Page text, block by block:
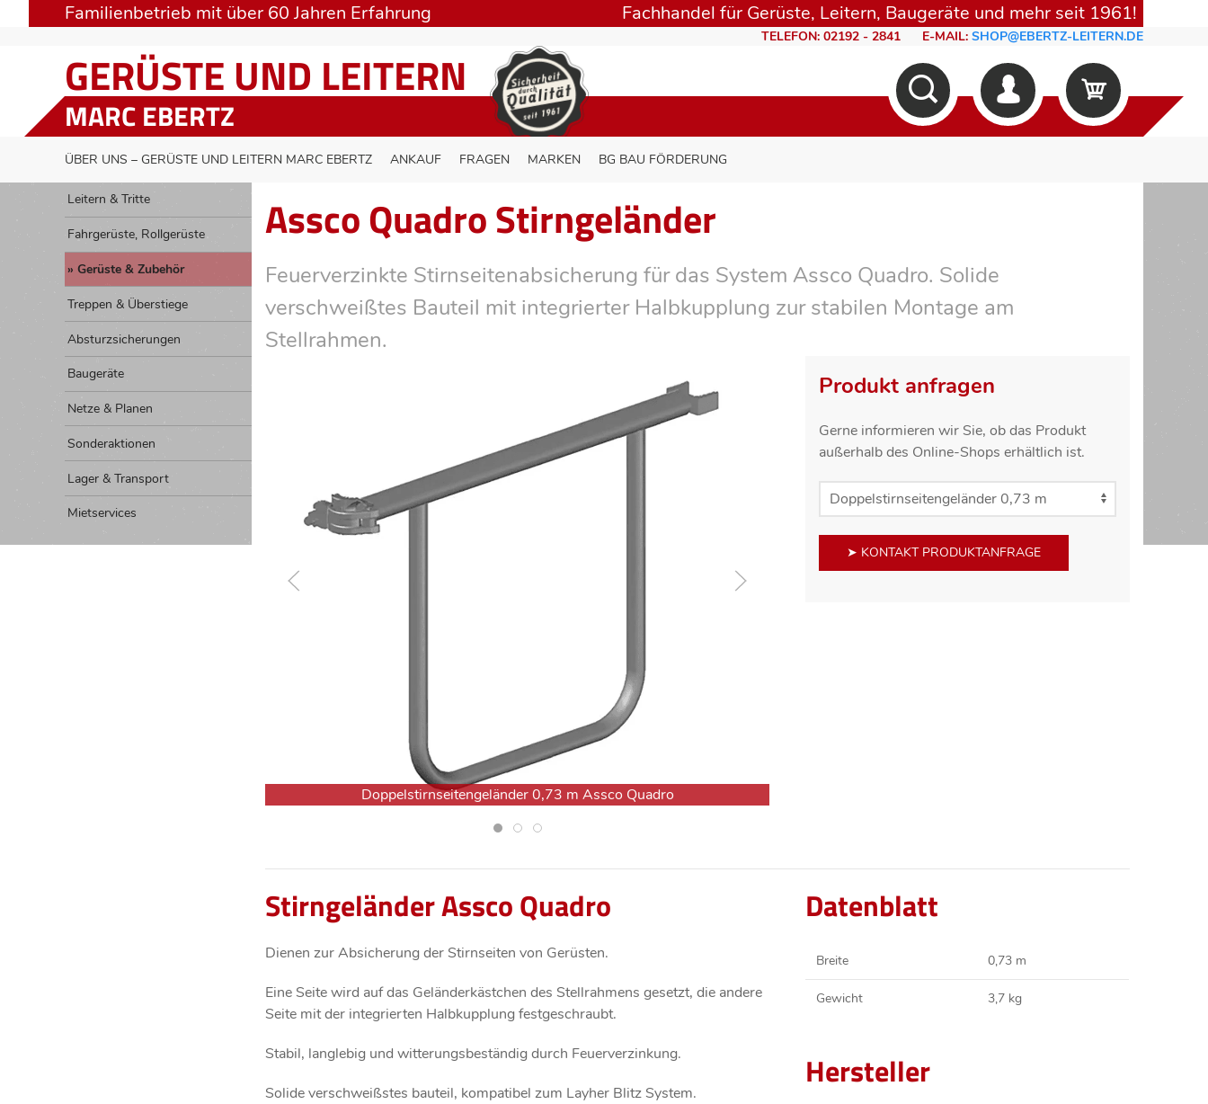
Familienbetrieb mit über 60 Jahren Erfahrung Fachhandel für Gerüste, Leitern, Baugeräte und mehr seit 1961!
TELEFON: 02192 - 2841 E-MAIL: SHOP@EBERTZ-LEITERN.DE
GERÜSTE UND LEITERN
MARC EBERTZ
ÜBER UNS – GERÜSTE UND LEITERN MARC EBERTZ ANKAUF FRAGEN MARKEN BG BAU FÖRDERUNG
Leitern & Tritte
Fahrgerüste, Rollgerüste
Gerüste & Zubehör
Treppen & Überstiege
Absturzsicherungen
Baugeräte
Netze & Planen
Sonderaktionen
Lager & Transport
Mietservices
Assco Quadro Stirngeländer
Feuerverzinkte Stirnseitenabsicherung für das System Assco Quadro. Solide
verschweißtes Bauteil mit integrierter Halbkupplung zur stabilen Montage am
Stellrahmen.
Doppelstirnseitengeländer 0,73 m Assco Quadro
Produkt anfragen
Gerne informieren wir Sie, ob das Produkt
außerhalb des Online-Shops erhältlich ist.
➤ KONTAKT PRODUKTANFRAGE
Stirngeländer Assco Quadro
Dienen zur Absicherung der Stirnseiten von Gerüsten.
Eine Seite wird auf das Geländerkästchen des Stellrahmens gesetzt, die andere
Seite mit der integrierten Halbkupplung festgeschraubt.
Stabil, langlebig und witterungsbeständig durch Feuerverzinkung.
Solide verschweißstes bauteil, kompatibel zum Layher Blitz System.
Datenblatt
Breite 0,73 m
Gewicht 3,7 kg
Hersteller